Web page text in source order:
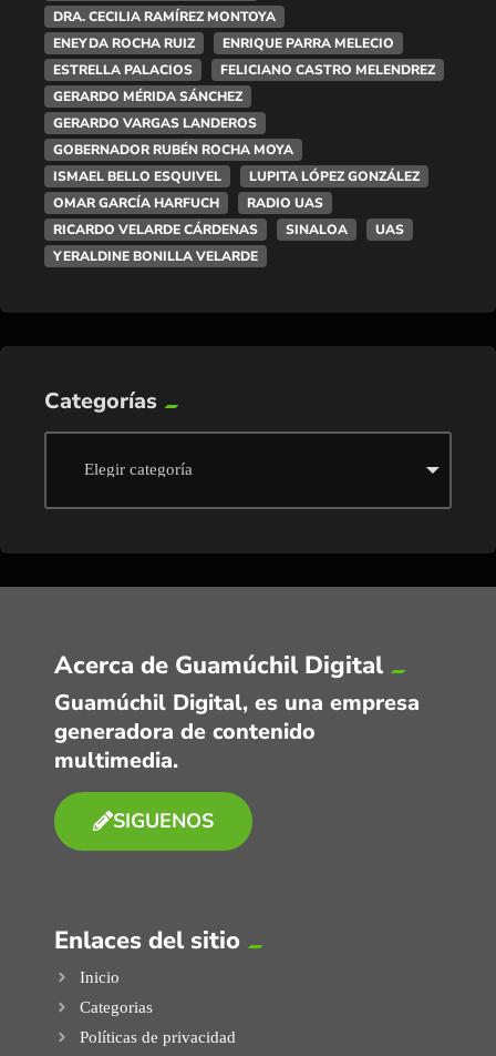
DRA. CECILIA RAMÍREZ MONTOYA
ENEYDA ROCHA RUIZ
ENRIQUE PARRA MELECIO
ESTRELLA PALACIOS
FELICIANO CASTRO MELENDREZ
GERARDO MÉRIDA SÁNCHEZ
GERARDO VARGAS LANDEROS
GOBERNADOR RUBÉN ROCHA MOYA
ISMAEL BELLO ESQUIVEL
LUPITA LÓPEZ GONZÁLEZ
OMAR GARCÍA HARFUCH
RADIO UAS
RICARDO VELARDE CÁRDENAS
SINALOA
UAS
YERALDINE BONILLA VELARDE
Categorías
Acerca de Guamúchil Digital
Guamúchil Digital, es una empresa
generadora de contenido
multimedia.
SIGUENOS
Enlaces del sitio
Inicio
Categorias
Políticas de privacidad